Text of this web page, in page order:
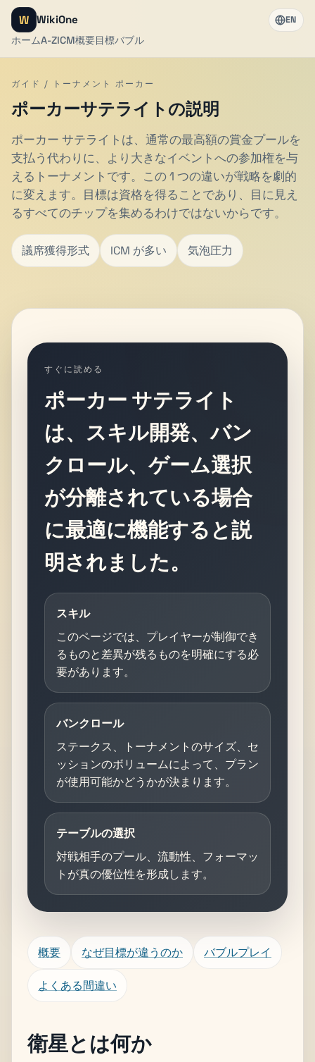
W WikiOne
ホームA-ZICM概要目標バブル
EN
ガイド / トーナメント ポーカー
ポーカーサテライトの説明
ポーカー サテライトは、通常の最高額の賞金プールを
支払う代わりに、より大きなイベントへの参加権を与
えるトーナメントです。この 1 つの違いが戦略を劇的
に変えます。目標は資格を得ることであり、目に見え
るすべてのチップを集めるわけではないからです。
議席獲得形式 ICM が多い 気泡圧力
すぐに読める
ポーカー サテライト
は、スキル開発、バン
クロール、ゲーム選択
が分離されている場合
に最適に機能すると説
明されました。
スキル
このページでは、プレイヤーが制御でき
るものと差異が残るものを明確にする必
要があります。
バンクロール
ステークス、トーナメントのサイズ、セ
ッションのボリュームによって、プラン
が使用可能かどうかが決まります。
テーブルの選択
対戦相手のプール、流動性、フォーマッ
トが真の優位性を形成します。
概要 なぜ目標が違うのか バブルプレイ
よくある間違い
衛星とは何か